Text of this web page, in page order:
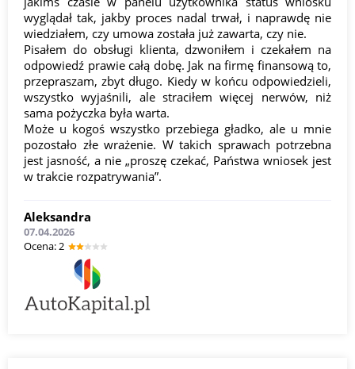
wyglądał tak, jakby proces nadal trwał, i naprawdę nie
wiedziałem, czy umowa została już zawarta, czy nie.
Pisałem do obsługi klienta, dzwoniłem i czekałem na
odpowiedź prawie całą dobę. Jak na firmę finansową to,
przepraszam, zbyt długo. Kiedy w końcu odpowiedzieli,
wszystko wyjaśnili, ale straciłem więcej nerwów, niż
sama pożyczka była warta.
Może u kogoś wszystko przebiega gładko, ale u mnie
pozostało złe wrażenie. W takich sprawach potrzebna
jest jasność, a nie „proszę czekać, Państwa wniosek jest
w trakcie rozpatrywania”.
Aleksandra
07.04.2026
Оcena: 2